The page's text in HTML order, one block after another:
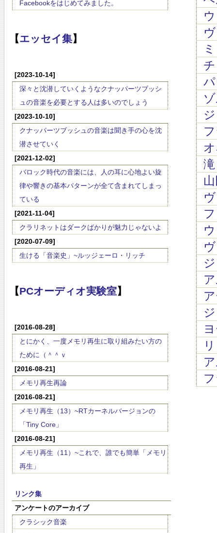
Facebookをはじめてみました。
【エッセイ集】
[2023-10-14]
深々と沈潜していくようなクナッパーツブッシ
ュの音楽を必要とする人は多いのでしょう
[2023-10-10]
クナッパーツブッシュの音楽は聞き手の心を沈
潜させていく
[2021-12-02]
バロック時代の音楽には、人の耳に心地よい旋
律や響きの基本パターンが全て含まれてしまっ
ている
[2021-11-04]
クラリネットはダークばかりが魅力じゃないよ
[2020-07-09]
生ける「音楽史」~ルッジェーロ・リッチ
【PCオーディオ実験室】
[2016-08-28]
とにかく、一度メモリ再生に取り組みたい方の
ために（＾＾ｖ
[2016-08-21]
メモリ再生再論
[2016-08-21]
メモリ再生（13）~RTカーネルバージョンの
「Tiny Core」
[2016-08-21]
メモリ再生（11）~これで、誰でも簡単「メモリ
再生」
リンク集
アンケートのアーカイブ
クラシック音楽